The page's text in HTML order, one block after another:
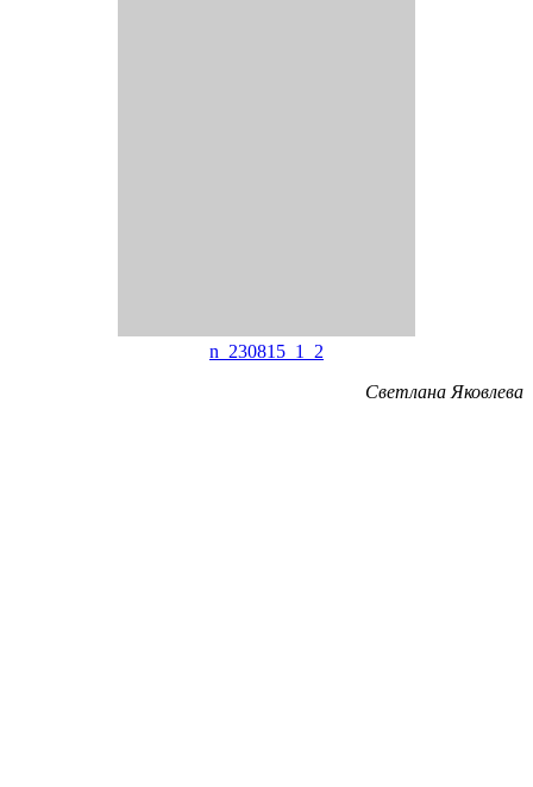
n_230815_1_2
Светлана Яковлева